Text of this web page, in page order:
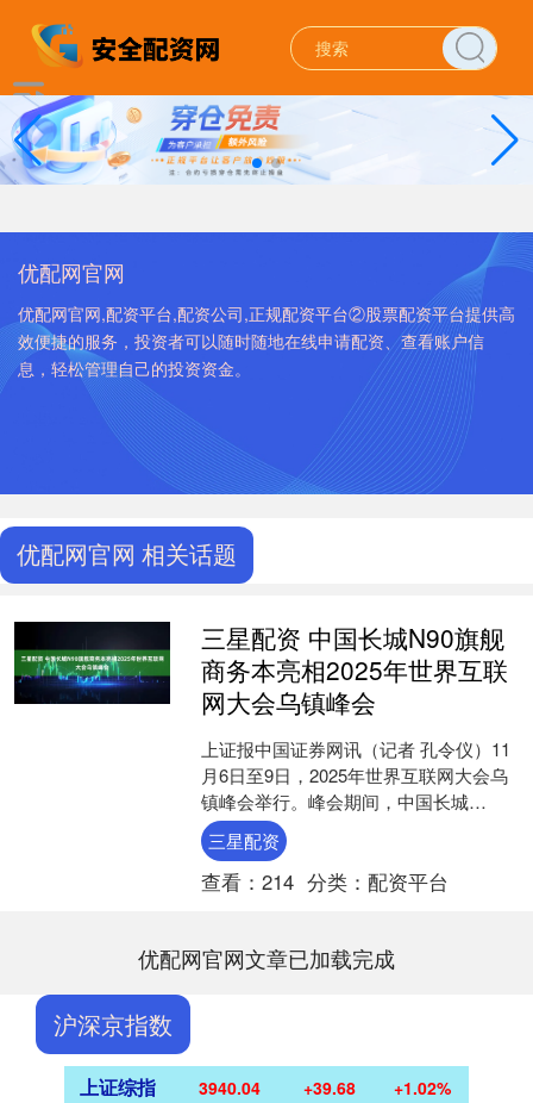
优配网官网
优配网官网,配资平台,配资公司,正规配资平台②股票配资平台提供高
效便捷的服务，投资者可以随时随地在线申请配资、查看账户信
息，轻松管理自己的投资资金。
优配网官网 相关话题
三星配资 中国长城N90旗舰
商务本亮相2025年世界互联
网大会乌镇峰会
上证报中国证券网讯（记者 孔令仪）11
月6日至9日，2025年世界互联网大会乌
镇峰会举行。峰会期间，中国长城
（000066）携新品长城N90旗舰商务本
亮相。据介....
三星配资
查看： 214 分类： 配资平台
优配网官网文章已加载完成
沪深京指数
上证综指 3940.04 +39.68 +1.02%